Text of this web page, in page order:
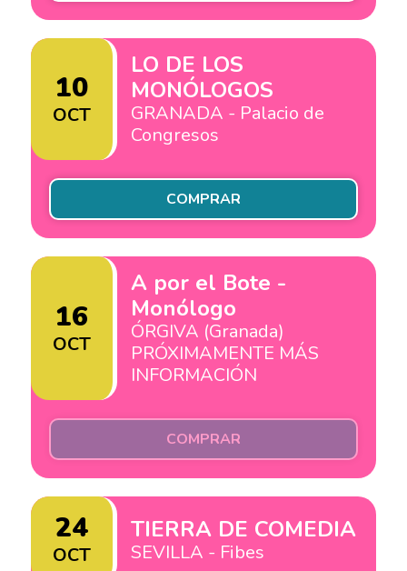
10
OCT
LO DE LOS
MONÓLOGOS
GRANADA - Palacio de
Congresos
COMPRAR
16
OCT
A por el Bote -
Monólogo
ÓRGIVA (Granada)
PRÓXIMAMENTE MÁS
INFORMACIÓN
COMPRAR
24
OCT
TIERRA DE COMEDIA
SEVILLA - Fibes